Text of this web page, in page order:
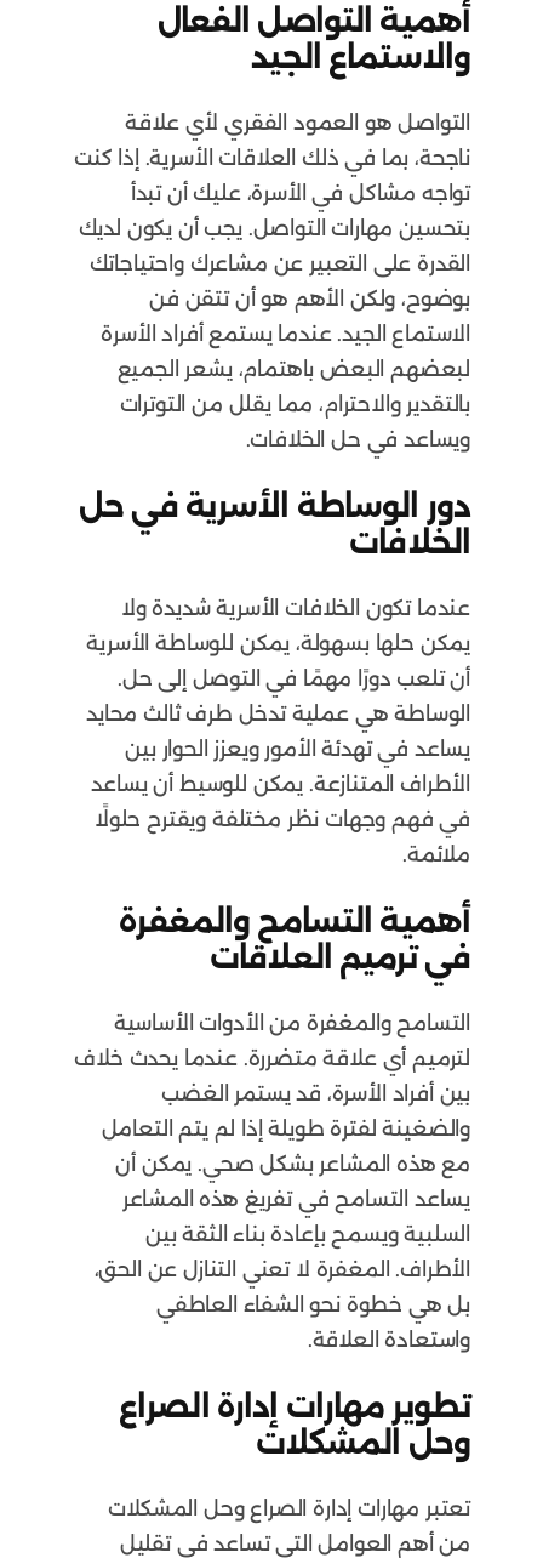
أهمية التواصل الفعال
والاستماع الجيد
التواصل هو العمود الفقري لأي علاقة
ناجحة، بما في ذلك العلاقات الأسرية. إذا كنت
تواجه مشاكل في الأسرة، عليك أن تبدأ
بتحسين مهارات التواصل. يجب أن يكون لديك
القدرة على التعبير عن مشاعرك واحتياجاتك
بوضوح، ولكن الأهم هو أن تتقن فن
الاستماع الجيد. عندما يستمع أفراد الأسرة
لبعضهم البعض باهتمام، يشعر الجميع
بالتقدير والاحترام، مما يقلل من التوترات
ويساعد في حل الخلافات.
دور الوساطة الأسرية في حل
الخلافات
عندما تكون الخلافات الأسرية شديدة ولا
يمكن حلها بسهولة، يمكن للوساطة الأسرية
أن تلعب دورًا مهمًا في التوصل إلى حل.
الوساطة هي عملية تدخل طرف ثالث محايد
يساعد في تهدئة الأمور ويعزز الحوار بين
الأطراف المتنازعة. يمكن للوسيط أن يساعد
في فهم وجهات نظر مختلفة ويقترح حلولًا
ملائمة.
أهمية التسامح والمغفرة
في ترميم العلاقات
التسامح والمغفرة من الأدوات الأساسية
لترميم أي علاقة متضررة. عندما يحدث خلاف
بين أفراد الأسرة، قد يستمر الغضب
والضغينة لفترة طويلة إذا لم يتم التعامل
مع هذه المشاعر بشكل صحي. يمكن أن
يساعد التسامح في تفريغ هذه المشاعر
السلبية ويسمح بإعادة بناء الثقة بين
الأطراف. المغفرة لا تعني التنازل عن الحق،
بل هي خطوة نحو الشفاء العاطفي
واستعادة العلاقة.
تطوير مهارات إدارة الصراع
وحل المشكلات
تعتبر مهارات إدارة الصراع وحل المشكلات
من أهم العوامل التي تساعد في تقليل